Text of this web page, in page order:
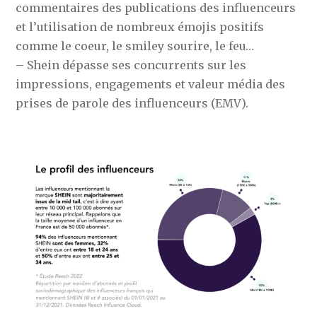
commentaires des publications des influenceurs
et l’utilisation de nombreux émojis positifs
comme le coeur, le smiley sourire, le feu…
– Shein dépasse ses concurrents sur les
impressions, engagements et valeur média des
prises de parole des influenceurs (EMV).